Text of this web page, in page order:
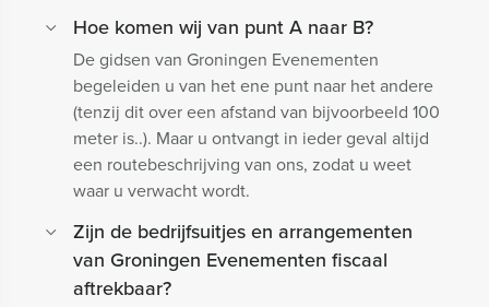
Hoe komen wij van punt A naar B?
De gidsen van Groningen Evenementen
begeleiden u van het ene punt naar het andere
(tenzij dit over een afstand van bijvoorbeeld 100
meter is..). Maar u ontvangt in ieder geval altijd
een routebeschrijving van ons, zodat u weet
waar u verwacht wordt.
Zijn de bedrijfsuitjes en arrangementen
van Groningen Evenementen fiscaal
aftrekbaar?